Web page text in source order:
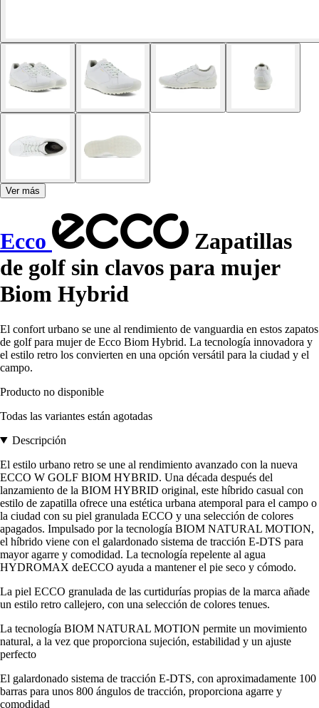
Ver más
Ecco
Zapatillas
de golf sin clavos para mujer
Biom Hybrid
El confort urbano se une al rendimiento de vanguardia en estos zapatos
de golf para mujer de Ecco Biom Hybrid. La tecnología innovadora y
el estilo retro los convierten en una opción versátil para la ciudad y el
campo.
Producto no disponible
Todas las variantes están agotadas
Descripción
El estilo urbano retro se une al rendimiento avanzado con la nueva
ECCO W GOLF BIOM HYBRID. Una década después del
lanzamiento de la BIOM HYBRID original, este híbrido casual con
estilo de zapatilla ofrece una estética urbana atemporal para el campo o
la ciudad con su piel granulada ECCO y una selección de colores
apagados. Impulsado por la tecnología BIOM NATURAL MOTION,
el híbrido viene con el galardonado sistema de tracción E-DTS para
mayor agarre y comodidad. La tecnología repelente al agua
HYDROMAX deECCO ayuda a mantener el pie seco y cómodo.
La piel ECCO granulada de las curtidurías propias de la marca añade
un estilo retro callejero, con una selección de colores tenues.
La tecnología BIOM NATURAL MOTION permite un movimiento
natural, a la vez que proporciona sujeción, estabilidad y un ajuste
perfecto
El galardonado sistema de tracción E-DTS, con aproximadamente 100
barras para unos 800 ángulos de tracción, proporciona agarre y
comodidad